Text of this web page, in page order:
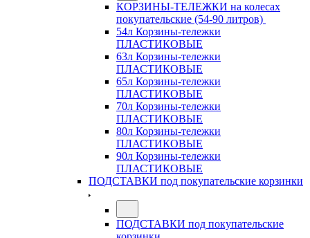
КОРЗИНЫ-ТЕЛЕЖКИ на колесах
покупательские (54-90 литров)
54л Корзины-тележки
ПЛАСТИКОВЫЕ
63л Корзины-тележки
ПЛАСТИКОВЫЕ
65л Корзины-тележки
ПЛАСТИКОВЫЕ
70л Корзины-тележки
ПЛАСТИКОВЫЕ
80л Корзины-тележки
ПЛАСТИКОВЫЕ
90л Корзины-тележки
ПЛАСТИКОВЫЕ
ПОДСТАВКИ под покупательские корзинки
ПОДСТАВКИ под покупательские